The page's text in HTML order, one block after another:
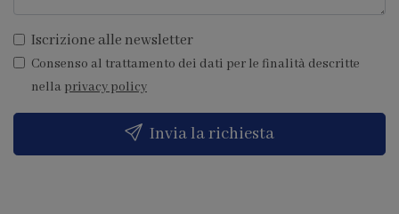
Iscrizione alle newsletter
Consenso al trattamento dei dati per le finalità descritte
nella privacy policy
Invia la richiesta